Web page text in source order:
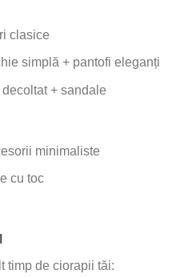
clasice
simplă + pantofi eleganți
+ sandale
minimaliste
cu toc
timp de ciorapii tăi: